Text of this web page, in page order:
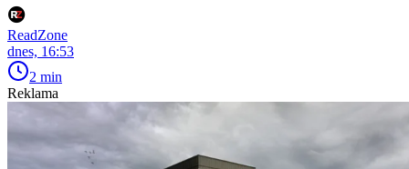
ReadZone
dnes, 16:53
2 min
Reklama